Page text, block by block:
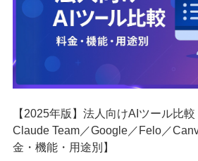
【2025年版】法人向けAIツール比
Claude Team／Google／Felo／
金・機能・用途別】